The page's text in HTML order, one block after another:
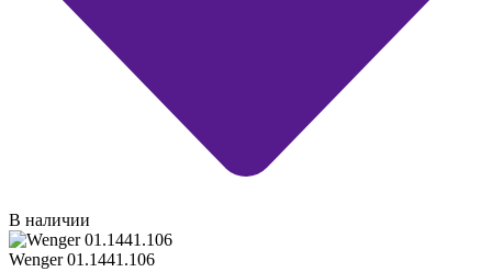
В наличии
Wenger 01.1441.106